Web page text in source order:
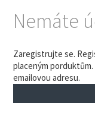
Nemáte
Zaregistrujte se.
placeným
emailovou adresu.